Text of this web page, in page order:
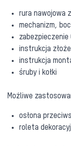
rura nawojowa
mechanizm,
instrukcja
instrukcja
śruby i kołki
Możliwe
osłona
roleta